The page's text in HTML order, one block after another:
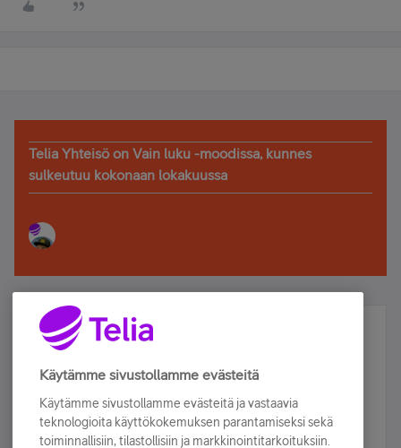
Telia Yhteisö on Vain luku -moodissa, kunnes
sulkeutuu kokonaan lokakuussa
Älä jää paitsi – osallistu ja voita!
Tilaa Telian uutiskirje ja olet mukana arvonnassa.
sähköpostiisi.
Käytämme sivustollamme evästeitä
Käytämme sivustollamme evästeitä ja vastaavia
teknologioita käyttökokemuksen parantamiseksi sekä
toiminnallisiin, tilastollisiin ja markkinointitarkoituksiin.